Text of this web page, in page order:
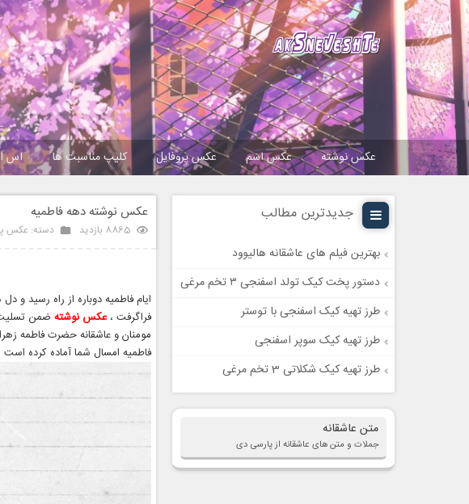
عکس نوشته عکس اسم عکس پروفایل کلیپ مناسبت ها اس
جدیدترین مطالب
بهترین فیلم های عاشقانه هالیوود
دستور پخت کیک تولد اسفنجی ۳ تخم مرغی
طرز تهیه کیک اسفنجی با توستر
طرز تهیه کیک سوپر اسفنجی
طرز تهیه کیک شکلاتی 3 تخم مرغی
متن عاشقانه
جملات و متن های عاشقانه از پارسی دی
عکس نوشته دهه فاطمیه
8865 بازدید دسته: عکس
ایام فاطمیه دوباره از راه رسید
فراگرفت ،عکس نوشته ضمن تسلیت
فاطمیه امسال شما آماده کرده است